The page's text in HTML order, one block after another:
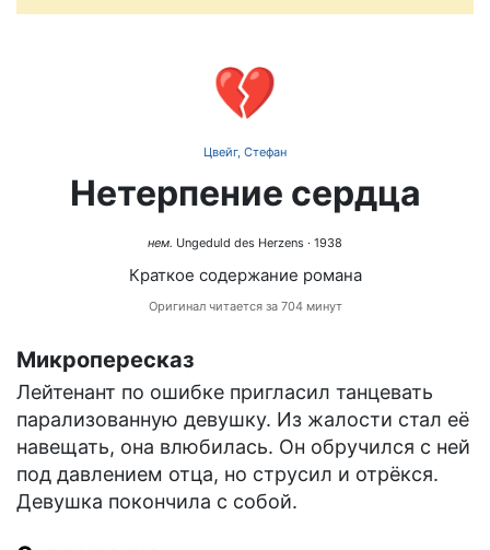
💔
Цвейг, Стефан
Нетерпение сердца
нем. Ungeduld des Herzens · 1938
Краткое содержание романа
Оригинал читается за 704 минут
Микропересказ
Лейтенант по ошибке пригласил танцевать
парализованную девушку. Из жалости стал её
навещать, она влюбилась. Он обручился с ней
под давлением отца, но струсил и отрёкся.
Девушка покончила с собой.